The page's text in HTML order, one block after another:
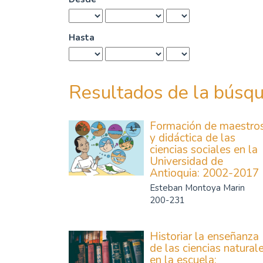
Hasta
Resultados de la
Formación de
y didáctica de las
ciencias sociales en la
Universidad de
Antioquia: 2002-2017
Esteban Montoya Marin
200-231
Historiar la enseñanza
de las ciencias
en la escuela: